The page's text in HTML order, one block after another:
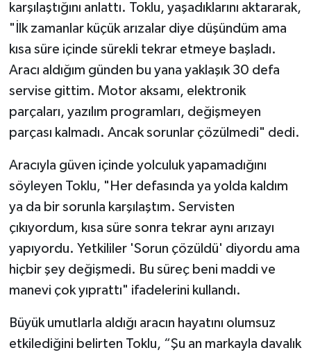
karşılaştığını anlattı. Toklu, yaşadıklarını aktararak,
"İlk zamanlar küçük arızalar diye düşündüm ama
kısa süre içinde sürekli tekrar etmeye başladı.
Aracı aldığım günden bu yana yaklaşık 30 defa
servise gittim. Motor aksamı, elektronik
parçaları, yazılım programları, değişmeyen
parçası kalmadı. Ancak sorunlar çözülmedi" dedi.
Aracıyla güven içinde yolculuk yapamadığını
söyleyen Toklu, "Her defasında ya yolda kaldım
ya da bir sorunla karşılaştım. Servisten
çıkıyordum, kısa süre sonra tekrar aynı arızayı
yapıyordu. Yetkililer 'Sorun çözüldü' diyordu ama
hiçbir şey değişmedi. Bu süreç beni maddi ve
manevi çok yıprattı" ifadelerini kullandı.
Büyük umutlarla aldığı aracın hayatını olumsuz
etkilediğini belirten Toklu, “Şu an markayla davalık